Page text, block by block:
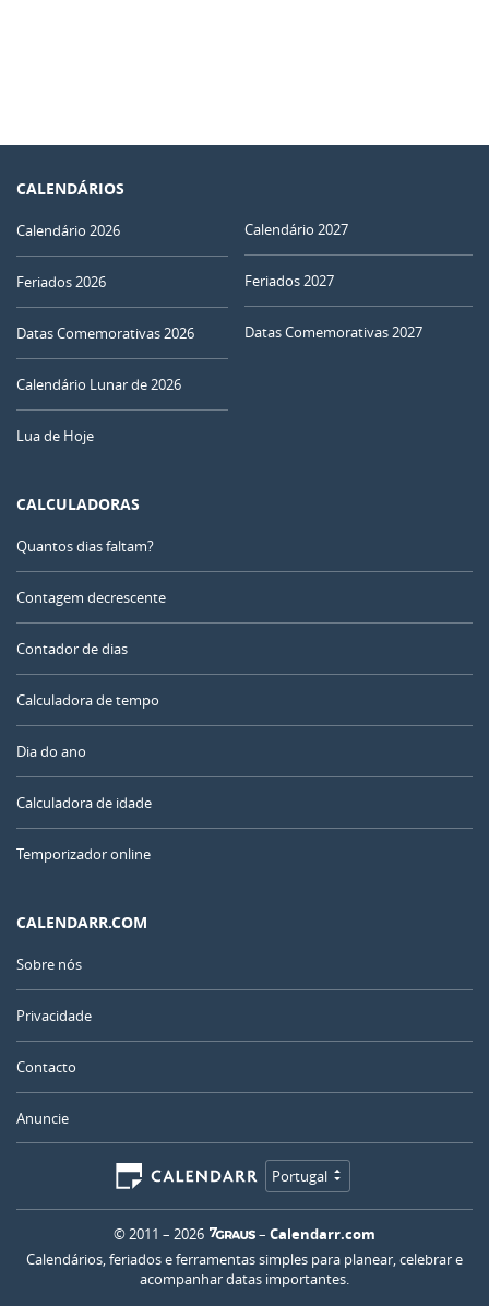
CALENDÁRIOS
Calendário 2026
Feriados 2026
Datas Comemorativas 2026
Calendário Lunar de 2026
Lua de Hoje
Calendário 2027
Feriados 2027
Datas Comemorativas 2027
CALCULADORAS
Quantos dias faltam?
Contagem decrescente
Contador de dias
Calculadora de tempo
Dia do ano
Calculadora de idade
Temporizador online
CALENDARR.COM
Sobre nós
Privacidade
Contacto
Anuncie
Portugal
© 2011 – 2026 – Calendarr.com
Calendários, feriados e ferramentas simples para planear, celebrar e
acompanhar datas importantes.